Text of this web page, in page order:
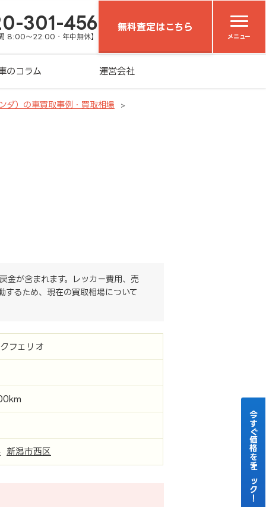
301-456
8:00～22:00・年中無休】
無料査定はこちら
メニュー
のコラム 運営会社
ダ）の車買取事例・買取相場
金が含まれます。レッカー費用、売
するため、現在の買取相場について
フェリオ
新潟市西区 今すぐ価格をチェック！